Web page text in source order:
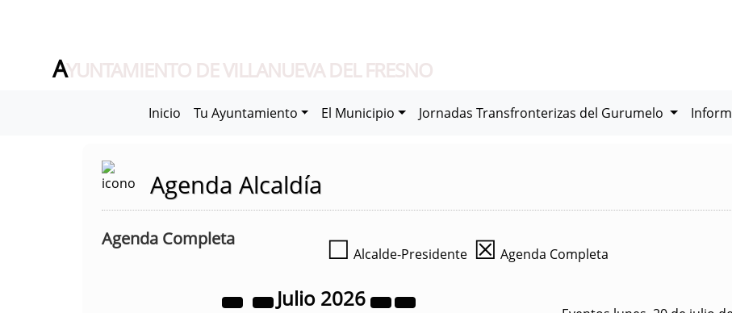
AYUNTAMIENTO DE VILLANUEVA DEL FRESNO
Inicio Tu Ayuntamiento El Municipio Jornadas Transfronterizas del Gurumelo
Agenda Alcaldía
Agenda Completa ☐ Alcalde-Presidente ☒ Agenda Completa
Julio 2026